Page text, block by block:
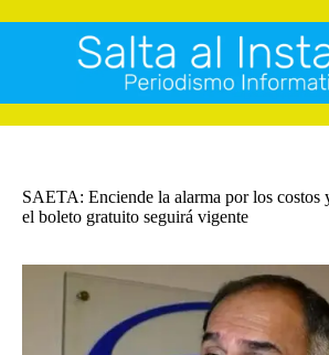
al
SAETA: Enciende la alarma por los costos
el boleto gratuito seguirá vigente